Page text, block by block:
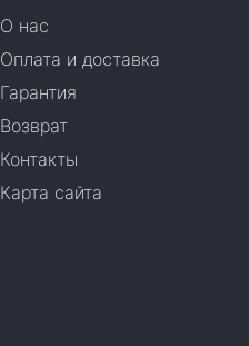
О нас
Оплата и доставка
Гарантия
Возврат
Контакты
Карта сайта